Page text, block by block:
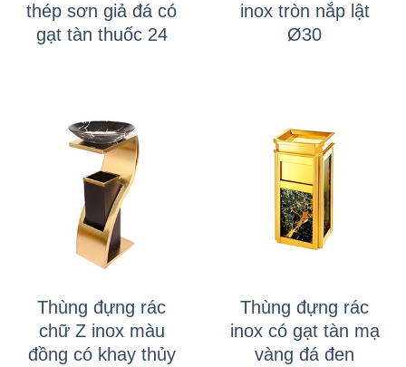
thép sơn giả đá có
gạt tàn thuốc 24
inox tròn nắp lật
Ø30
Thùng đựng rác
chữ Z inox màu
đồng có khay thủy
Thùng đựng rác
inox có gạt tàn mạ
vàng đá đen